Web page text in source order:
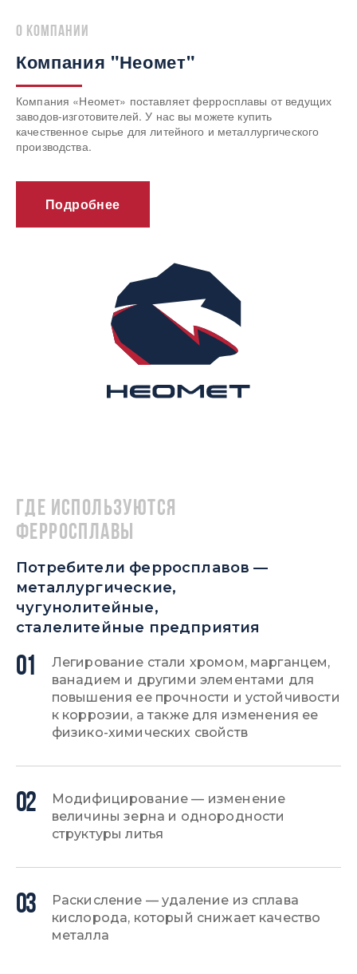
о компании
Компания "Неомет"
Компания «Неомет» поставляет ферросплавы от ведущих
заводов-изготовителей. У нас вы можете купить
качественное сырье для литейного и металлургического
производства.
Подробнее
Где используются
ферросплавы
Потребители ферросплавов —
металлургические,
чугунолитейные,
сталелитейные предприятия
01
Легирование стали хромом, марганцем,
ванадием и другими элементами для
повышения ее прочности и устойчивости
к коррозии, а также для изменения ее
физико-химических свойств
02
Модифицирование — изменение
величины зерна и однородности
структуры литья
03
Раскисление — удаление из сплава
кислорода, который снижает качество
металла